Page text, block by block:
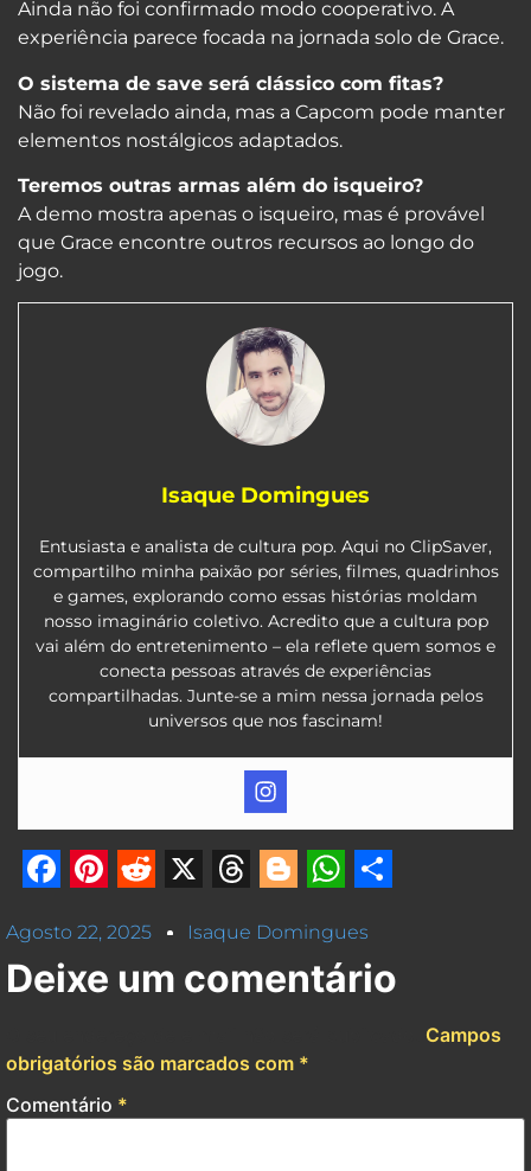
Ainda não foi confirmado modo cooperativo. A
experiência parece focada na jornada solo de Grace.
O sistema de save será clássico com fitas?
Não foi revelado ainda, mas a Capcom pode manter
elementos nostálgicos adaptados.
Teremos outras armas além do isqueiro?
A demo mostra apenas o isqueiro, mas é provável
que Grace encontre outros recursos ao longo do
jogo.
Isaque Domingues
Entusiasta e analista de cultura pop. Aqui no ClipSaver,
compartilho minha paixão por séries, filmes, quadrinhos
e games, explorando como essas histórias moldam
nosso imaginário coletivo. Acredito que a cultura pop
vai além do entretenimento – ela reflete quem somos e
conecta pessoas através de experiências
compartilhadas. Junte-se a mim nessa jornada pelos
universos que nos fascinam!
Agosto 22, 2025 Isaque Domingues
Deixe um comentário
Campos
obrigatórios são marcados com *
Comentário *